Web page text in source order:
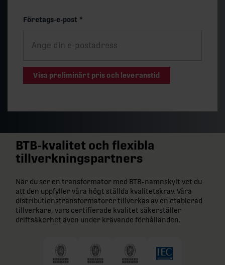
Företags-e-post *
Visa preliminärt pris och leveranstid
BTB-kvalitet och flexibla
tillverkningspartners
När du ser en transformator med BTB-namnskylt vet du
att den uppfyller våra högt ställda kvalitetskrav. Våra
distributionstransformatorer tillverkas av en etablerad
tillverkare, vars certifierade kvalitet säkerställer
driftsäkerhet även under krävande förhållanden.